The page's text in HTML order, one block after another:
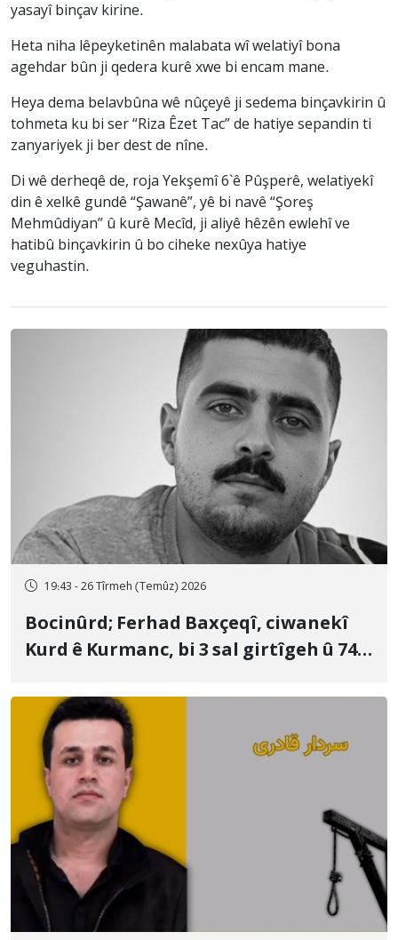
yasayî binçav kirine.
Heta niha lêpeyketinên malabata wî welatiyî bona
agehdar bûn ji qedera kurê xwe bi encam mane.
Heya dema belavbûna wê nûçeyê ji sedema binçavkirin û
tohmeta ku bi ser “Riza Êzet Tac” de hatiye sepandin ti
zanyariyek ji ber dest de nîne.
Di wê derheqê de, roja Yekşemî 6`ê Pûşperê, welatiyekî
din ê xelkê gundê “Şawanê”, yê bi navê “Şoreş
Mehmûdiyan” û kurê Mecîd, ji aliyê hêzên ewlehî ve
hatibû binçavkirin û bo ciheke nexûya hatiye
veguhastin.
19:43 - 26 Tîrmeh (Temûz) 2026
Bocinûrd; Ferhad Baxçeqî, ciwanekî
Kurd ê Kurmanc, bi 3 sal girtîgeh û 74